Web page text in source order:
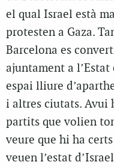
el qual Israel està
protesten a Gaza.
Barcelona es
ajuntament a l’Estat
espai lliure
i altres ciutats. Avui
partits que volien
veure que hi ha
veuen l’estat